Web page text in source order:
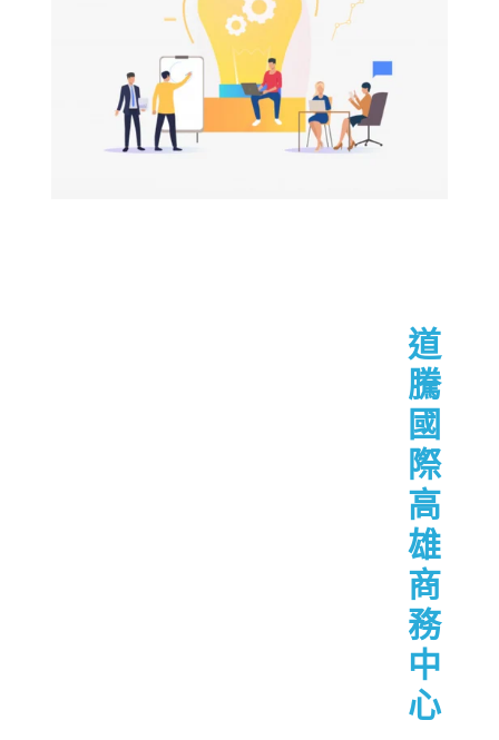
道
騰
國
際
高
雄
商
務
中
心